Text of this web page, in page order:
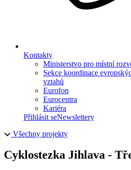
Kontakty
Ministerstvo pro místní
Sekce koordinace
vztahů
Eurofon
Eurocentra
Kariéra
Přihlásit seNewslettery
Všechny projekty
Cyklostezka Jihlava -